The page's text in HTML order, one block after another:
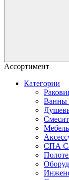
Ассортимент
Категории
Ванны
СПА